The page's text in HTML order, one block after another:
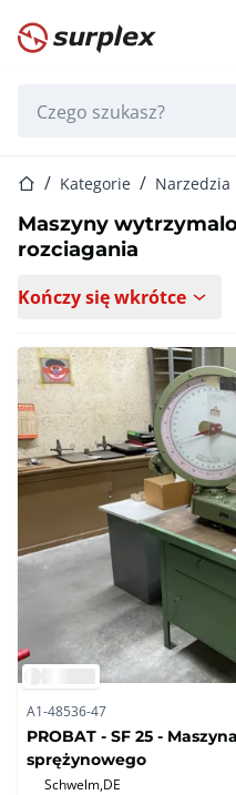
Strona główna
Strona główna
Kategorie Narzedzia
Maszyny
rozciagania
Kończy się wkrótce
A1-48536-47
PROBAT - SF 25 -
sprężynowego
Schwelm,DE